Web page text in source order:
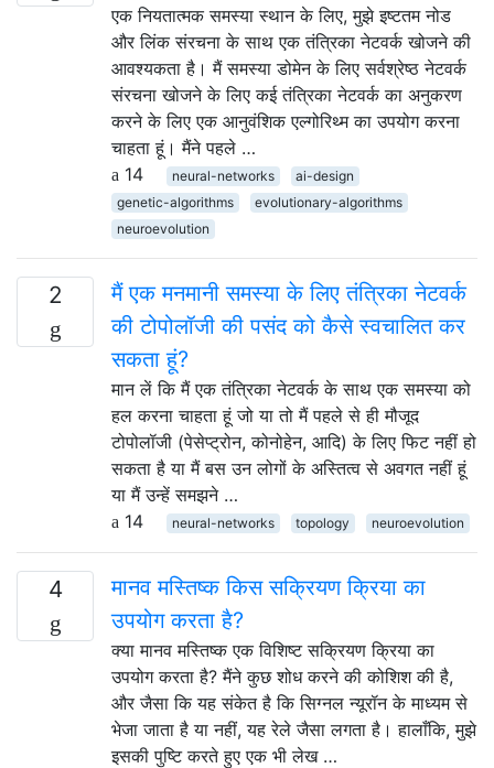
एक नियतात्मक समस्या स्थान के लिए, मुझे इष्टतम नोड
और लिंक संरचना के साथ एक तंत्रिका नेटवर्क खोजने की
आवश्यकता है। मैं समस्या डोमेन के लिए सर्वश्रेष्ठ नेटवर्क
संरचना खोजने के लिए कई तंत्रिका नेटवर्क का अनुकरण
करने के लिए एक आनुवंशिक एल्गोरिथ्म का उपयोग करना
चाहता हूं। मैंने पहले …
14
neural-networks
ai-design
genetic-algorithms
evolutionary-algorithms
neuroevolution
2
मैं एक मनमानी समस्या के लिए तंत्रिका नेटवर्क
की टोपोलॉजी की पसंद को कैसे स्वचालित कर
सकता हूं?
मान लें कि मैं एक तंत्रिका नेटवर्क के साथ एक समस्या को
हल करना चाहता हूं जो या तो मैं पहले से ही मौजूद
टोपोलॉजी (पेसेप्ट्रोन, कोनोहेन, आदि) के लिए फिट नहीं हो
सकता है या मैं बस उन लोगों के अस्तित्व से अवगत नहीं हूं
या मैं उन्हें समझने …
14
neural-networks topology neuroevolution
4
मानव मस्तिष्क किस सक्रियण क्रिया का
उपयोग करता है?
क्या मानव मस्तिष्क एक विशिष्ट सक्रियण क्रिया का
उपयोग करता है? मैंने कुछ शोध करने की कोशिश की है,
और जैसा कि यह संकेत है कि सिग्नल न्यूरॉन के माध्यम से
भेजा जाता है या नहीं, यह रेले जैसा लगता है। हालाँकि, मुझे
इसकी पुष्टि करते हुए एक भी लेख …